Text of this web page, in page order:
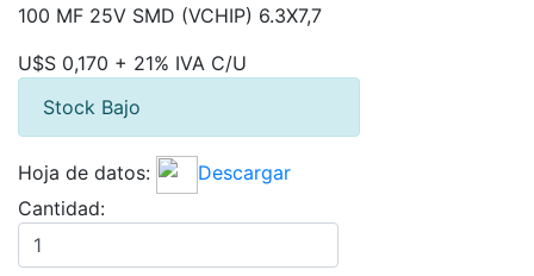
100 MF 25V SMD (VCHIP) 6.3X7,7
U$S 0,170 + 21% IVA C/U
Stock Bajo
Hoja de datos:
Descargar
Cantidad: